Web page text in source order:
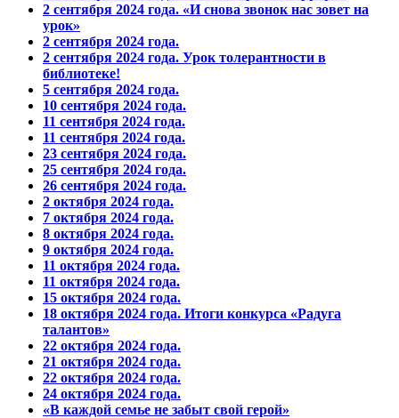
2 сентября 2024 года. «И снова звонок нас зовет на
урок»
2 сентября 2024 года.
2 сентября 2024 года. Урок толерантности в
библиотеке!
5 сентября 2024 года.
10 сентября 2024 года.
11 сентября 2024 года.
11 сентября 2024 года.
23 сентября 2024 года.
25 сентября 2024 года.
26 сентября 2024 года.
2 октября 2024 года.
7 октября 2024 года.
8 октября 2024 года.
9 октября 2024 года.
11 октября 2024 года.
11 октября 2024 года.
15 октября 2024 года.
18 октября 2024 года. Итоги конкурса «Радуга
талантов»
22 октября 2024 года.
21 октября 2024 года.
22 октября 2024 года.
24 октября 2024 года.
«В каждой семье не забыт свой герой»